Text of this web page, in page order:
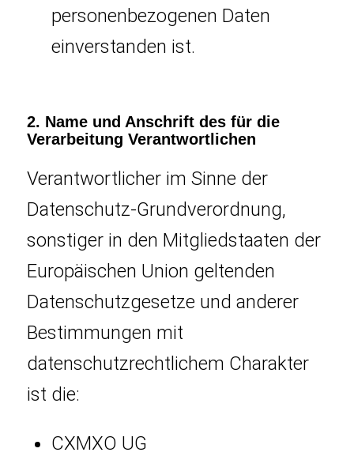
personenbezogenen Daten
einverstanden ist.
2. Name und Anschrift des für die
Verarbeitung Verantwortlichen
Verantwortlicher im Sinne der
Datenschutz-Grundverordnung,
sonstiger in den Mitgliedstaaten der
Europäischen Union geltenden
Datenschutzgesetze und anderer
Bestimmungen mit
datenschutzrechtlichem Charakter
ist die:
CXMXO UG